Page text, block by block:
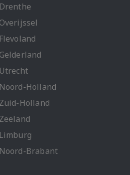
Holland
Holland
Brabant